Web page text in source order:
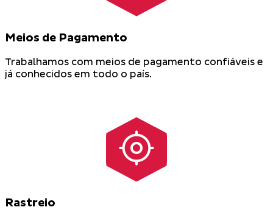
Meios de Pagamento
Trabalhamos com meios de pagamento confiáveis e
já conhecidos em todo o país.
Rastreio